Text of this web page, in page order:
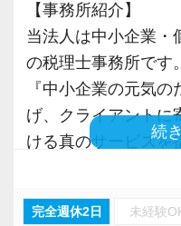
▽ステップ1(入社〜
先輩が担当している
しながら少しずつレ
う。実際の数字に触
頂くことで、より理
そろそろ入力業務に
お客様から「こうし
いたら、それを一緒
きく力を発揮できる
ます。ご紹介案件が
いった私たちの姿勢
格勉強中の方も学校
もちろん勉強中の方
容も考慮します。
経験豊富な税理士、
おり、実務、資格勉
きやすい環境で、合
週1日からの在宅勤
【事務所紹介】
当法人は中小企業・
の税理士事務所です。
『中小企業の元気
げ、クライアントに
ける真のサービスを
り、多くのクライア
ました。
続
完全週休2日 未経験